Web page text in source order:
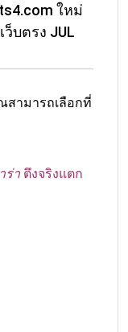
ใหม่
ว็บตรง JUL
ามารถเลือกที่
ร่า ตึงจริงแตก